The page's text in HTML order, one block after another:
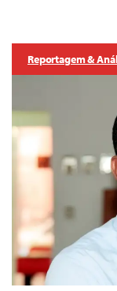
Reportagem &